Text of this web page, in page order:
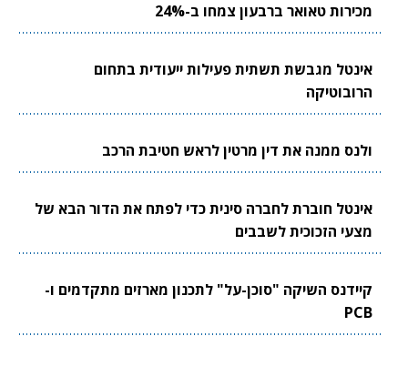
מכירות טאואר ברבעון צמחו ב-24%
אינטל מגבשת תשתית פעילות ייעודית בתחום
הרובוטיקה
ולנס ממנה את דין מרטין לראש חטיבת הרכב
אינטל חוברת לחברה סינית כדי לפתח את הדור הבא של
מצעי הזכוכית לשבבים
קיידנס השיקה "סוכן-על" לתכנון מארזים מתקדמים ו-
PCB